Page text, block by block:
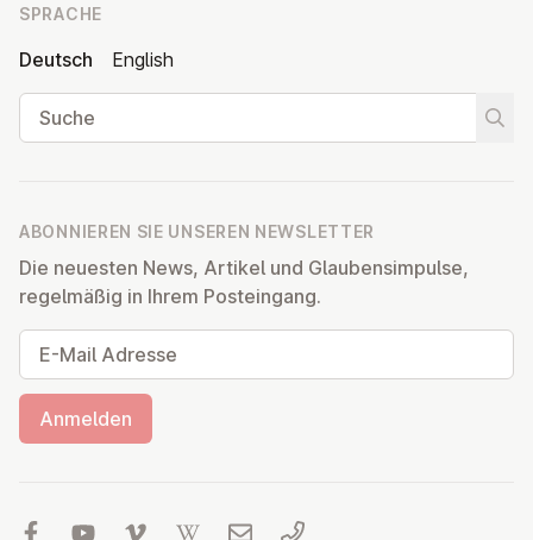
SPRACHE
Deutsch
English
Suche
ABONNIEREN SIE UNSEREN NEWSLETTER
Die neuesten News, Artikel und Glaubensimpulse,
regelmäßig in Ihrem Posteingang.
E-Mail Adresse
Anmelden